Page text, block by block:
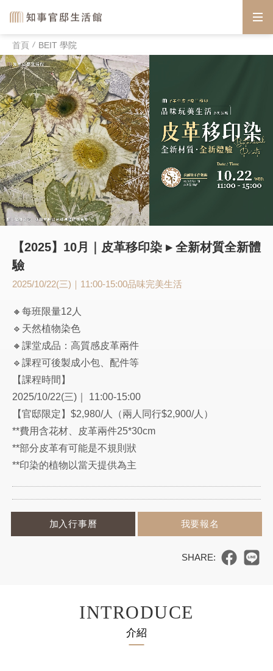
首頁 BEIT 學院
【2025】10月｜皮革移印染 ▸ 全新材質全新體
驗
2025/10/22(三)｜11:00-15:00品味完美生活
🔸每班限量12人
🔹天然植物染色
🔸課堂成品：高質感皮革兩件
🔹課程可後製成小包、配件等
【課程時間】
2025/10/22(三)｜ 11:00-15:00
【官邸限定】$2,980/人（兩人同行$2,900/人）
**費用含花材、皮革兩件25*30cm
**部分皮革有可能是不規則狀
**印染的植物以當天提供為主
加入行事曆 我要報名
INTRODUCE
介紹